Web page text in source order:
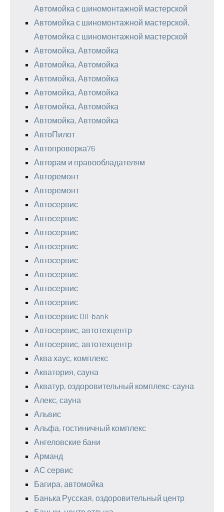
Автомойка с шиномонтажной мастерской
Автомойка с шиномонтажной мастерской,
Автомойка с шиномонтажной мастерской
Автомойка, Автомойка
Автомойка, Автомойка
Автомойка, Автомойка
Автомойка, Автомойка
Автомойка, Автомойка
Автомойка, Автомойка
АвтоПилот
Автопроверка76
Авторам и правообладателям
Авторемонт
Авторемонт
Автосервис
Автосервис
Автосервис
Автосервис
Автосервис
Автосервис
Автосервис
Автосервис
Автосервис Oil-bank
Автосервис, автотехцентр
Автосервис, автотехцентр
Аква хаус, комплекс
Акватория, сауна
Акватур, оздоровительный комплекс-сауна
Алекс, сауна
Альвис
Альфа, гостиничный комплекс
Ангеловские бани
Арманд
АС сервис
Багира, автомойка
Банька Русская, оздоровительный центр